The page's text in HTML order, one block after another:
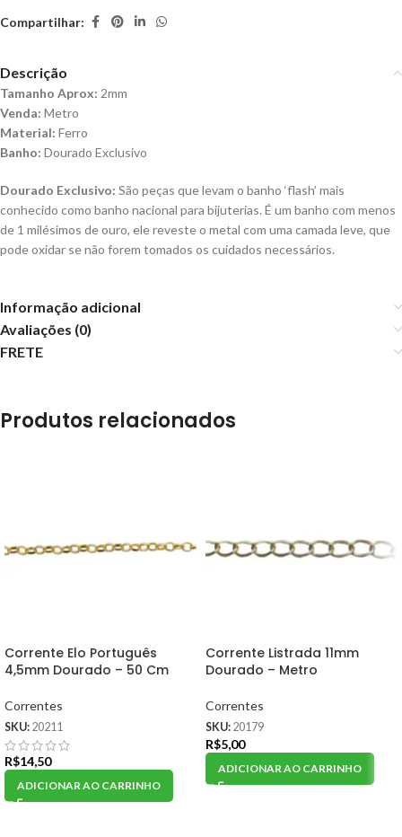
Compartilhar:
Descrição
Tamanho Aprox: 2mm
Venda: Metro
Material: Ferro
Banho: Dourado Exclusivo
Dourado Exclusivo: São peças que levam o banho ‘flash’ mais
conhecido como banho nacional para bijuterias. É um banho com menos
de 1 milésimos de ouro, ele reveste o metal com uma camada leve, que
pode oxidar se não forem tomados os cuidados necessários.
Informação adicional
Avaliações (0)
FRETE
Produtos relacionados
Corrente Elo Português
4,5mm Dourado – 50 Cm
Correntes
SKU: 20211
R$14,50
ADICIONAR AO CARRINHO
Corrente Listrada 11mm
Dourado – Metro
Correntes
SKU: 20179
R$5,00
ADICIONAR AO CARRINHO